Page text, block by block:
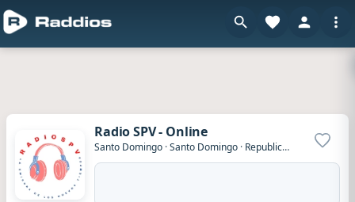
Radio SPV - Online
Santo Domingo ·Santo Domingo · Republica Dominicana